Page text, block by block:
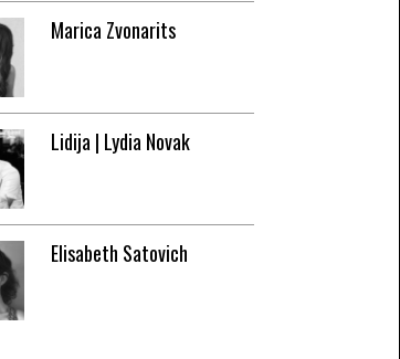
Marica Zvonarits
Lidija | Lydia Novak
Elisabeth Satovich